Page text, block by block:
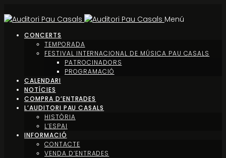
Menú
CONCERTS
TEMPORADA
FESTIVAL INTERNACIONAL DE MÚSICA PAU CASALS
PATROCINADORS
PROGRAMACIÓ
CALENDARI
NOTÍCIES
COMPRA D’ENTRADES
L’AUDITORI PAU CASALS
HISTÒRIA
L’ESPAI
INFORMACIÓ
CONTACTE
VENDA D’ENTRADES